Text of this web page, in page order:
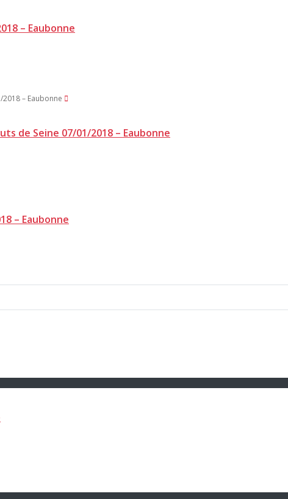
– Eaubonne
de Seine 07/01/2018 – Eaubonne
– Eaubonne